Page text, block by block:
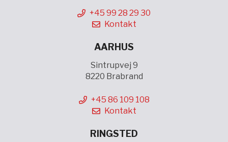
+45 99 28 29 30
Kontakt
AARHUS
Sintrupvej 9
8220 Brabrand
+45 86 109 108
Kontakt
RINGSTED